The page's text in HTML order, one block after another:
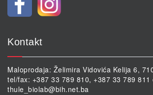
Kontakt
Maloprodaja: Želimira Vidovića Kelija 6,
tel/fax: +387 33 789 810, +387 33 789 811
thule_biolab@bih.net.ba